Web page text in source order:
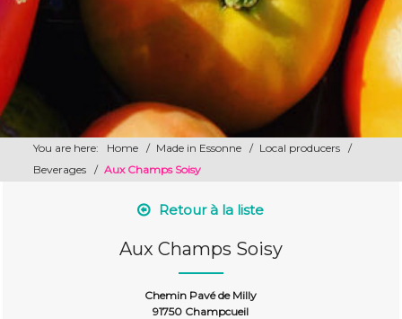
You are here: Home / Made in Essonne / Local producers
/
Beverages
/ Aux Champs Soisy
Retour à la liste
Aux Champs Soisy
Chemin Pavé de Milly
91750 Champcueil